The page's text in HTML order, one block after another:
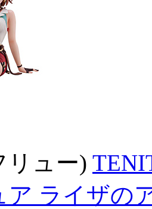
リュー)
ア ライザの